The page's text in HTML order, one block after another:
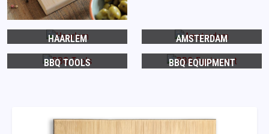
HAARLEM AMSTERDAM
BBQ TOOLS BBQ EQUIPMENT